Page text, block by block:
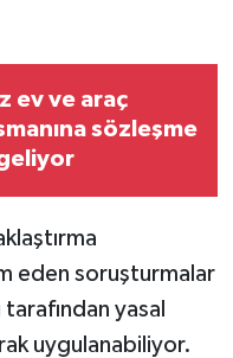
ev ve araç
sözleşme
geliyor
eden soruşturmalar
tarafından yasal
uygulanabiliyor.